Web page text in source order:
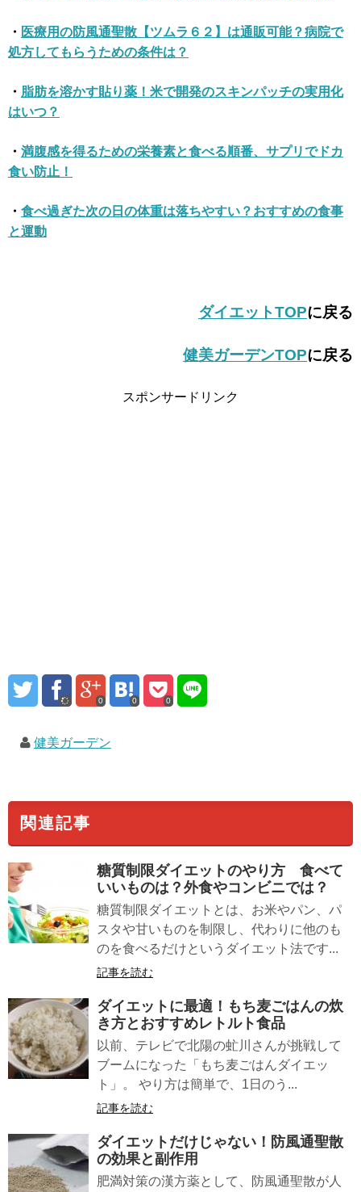
・ 医療用の防風通聖散【ツムラ６２】は通販可能？病院で
処方してもらうための条件は？
・ 脂肪を溶かす貼り薬！米で開発のスキンパッチの実用化
はいつ？
・ 満腹感を得るための栄養素と食べる順番、サプリでドカ
食い防止！
・ 食べ過ぎた次の日の体重は落ちやすい？おすすめの食事
と運動
ダイエットTOPに戻る
健美ガーデンTOPに戻る
スポンサードリンク
0 0 0
健美ガーデン
関連記事
糖質制限ダイエットのやり方 食べて
いいものは？外食やコンビニでは？
糖質制限ダイエットとは、お米やパン、パ
スタや甘いものを制限し、代わりに他のも
のを食べるだけというダイエット法です...
記事を読む
ダイエットに最適！ もち麦ごはんの炊
き方とおすすめレトルト食品
以前、テレビで北陽の虻川さんが挑戦して
ブームになった「もち麦ごはんダイエッ
ト」。 やり方は簡単で、1日のう...
記事を読む
ダイエットだけじゃない！ 防風通聖散
の効果と副作用
肥満対策の漢方薬として、防風通聖散が人